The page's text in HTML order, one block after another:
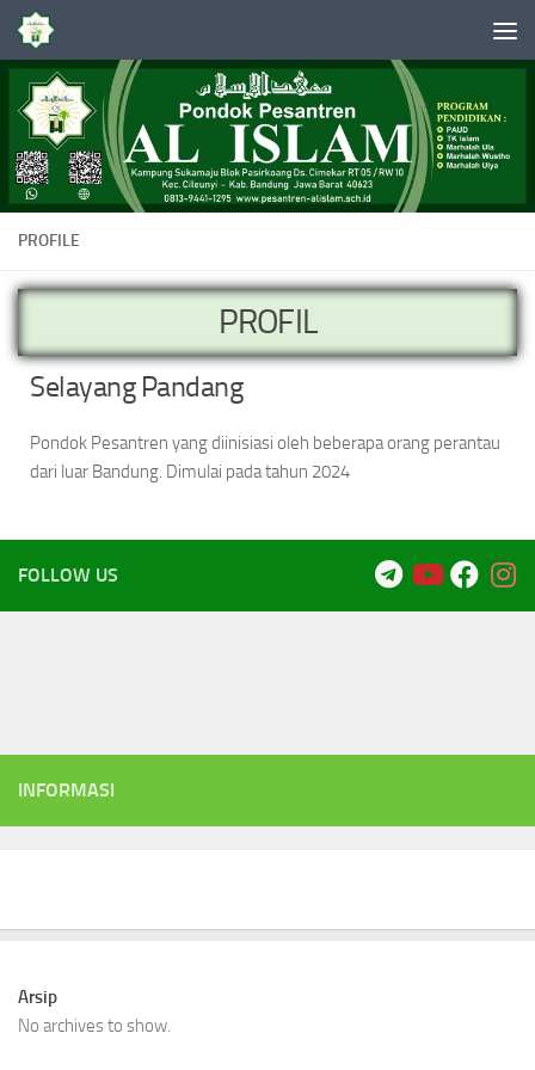
Skip to content
PROFILE
PROFIL
Selayang Pandang
Pondok Pesantren yang diinisiasi oleh beberapa orang perantau
dari luar Bandung. Dimulai pada tahun 2024
FOLLOW US
INFORMASI
Arsip
No archives to show.